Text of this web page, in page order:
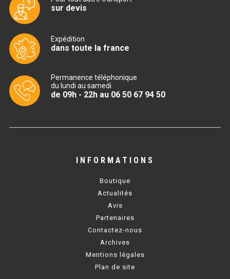
TABLE RÉFRIGÉRÉE
TABLE 600
TABLE 700 VITRÉE
TABLE CONGÉLATEUR
SOUBASSEMENT RÉFRIGÉRÉ
TABLE DE PRÉPARATION
sur devis
Expédition
dans toute la france
Permanence téléphonique
du lundi au samedi
de 09h - 22h au 06 50 67 94 50
INFORMATIONS
Boutique
Actualités
Avis
Partenaires
Contactez-nous
Archives
Mentions légales
Plan de site